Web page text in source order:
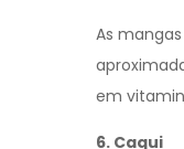
As
em
6. Caqui